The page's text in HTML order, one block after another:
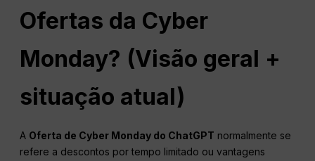
Ofertas da Cyber
Monday? (Visão geral +
situação atual)
A Oferta de Cyber Monday do ChatGPT normalmente se
refere a descontos por tempo limitado ou vantagens